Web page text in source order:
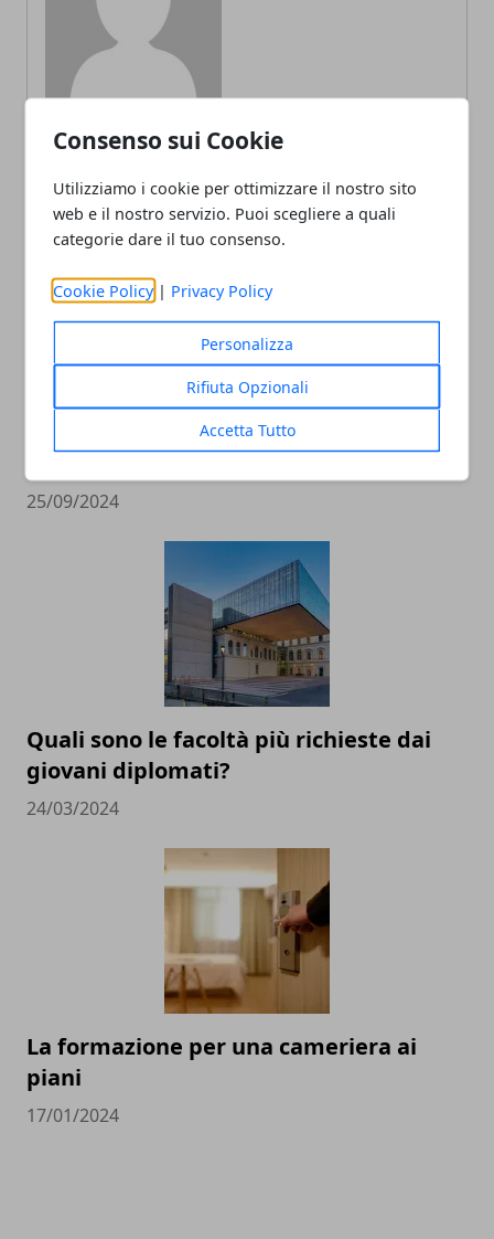
Consenso sui Cookie
Utilizziamo i cookie per ottimizzare il nostro sito
web e il nostro servizio. Puoi scegliere a quali
categorie dare il tuo consenso.
Cookie Policy | Privacy Policy
Personalizza
Rifiuta Opzionali
Accetta Tutto
ARTICOLI CORRELATI
Social Media e Istruzione: Un Binomio
25/09/2024
Quali sono le facoltà più richieste dai
giovani diplomati?
24/03/2024
La formazione per una cameriera ai
piani
17/01/2024